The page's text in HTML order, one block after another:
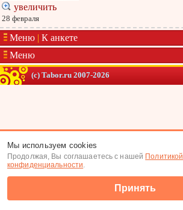
увеличить
28 февраля
Меню | К анкете
Меню
(c) Tabor.ru 2007-2026
Мы используем cookies
Продолжая, Вы соглашаетесь с нашей Политикой
конфиденциальности.
Принять